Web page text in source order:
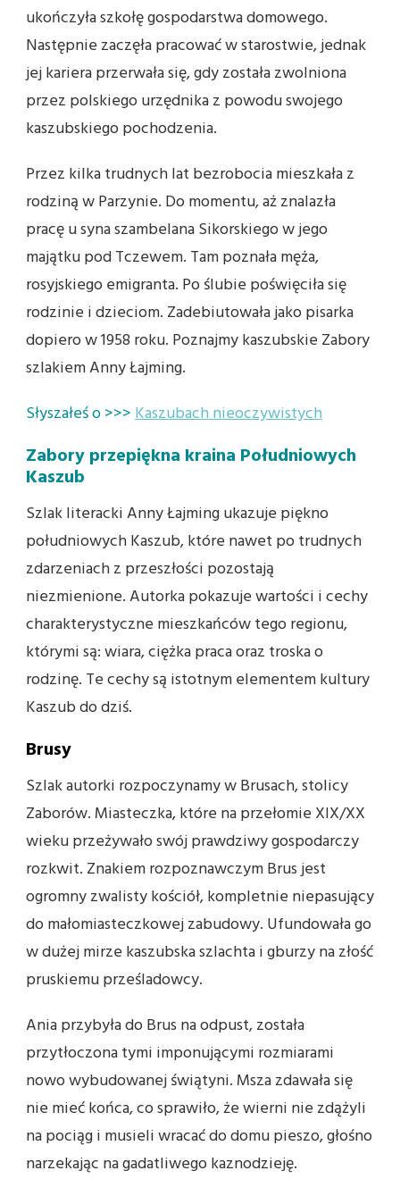
ukończyła szkołę gospodarstwa domowego.
Następnie zaczęła pracować w starostwie, jednak
jej kariera przerwała się, gdy została zwolniona
przez polskiego urzędnika z powodu swojego
kaszubskiego pochodzenia.
Przez kilka trudnych lat bezrobocia mieszkała z
rodziną w Parzynie. Do momentu, aż znalazła
pracę u syna szambelana Sikorskiego w jego
majątku pod Tczewem. Tam poznała męża,
rosyjskiego emigranta. Po ślubie poświęciła się
rodzinie i dzieciom. Zadebiutowała jako pisarka
dopiero w 1958 roku. Poznajmy kaszubskie Zabory
szlakiem Anny Łajming.
Słyszałeś o >>>Kaszubach nieoczywistych
Zabory przepiękna kraina Południowych
Kaszub
Szlak literacki Anny Łajming ukazuje piękno
południowych Kaszub, które nawet po trudnych
zdarzeniach z przeszłości pozostają
niezmienione. Autorka pokazuje wartości i cechy
charakterystyczne mieszkańców tego regionu,
którymi są: wiara, ciężka praca oraz troska o
rodzinę. Te cechy są istotnym elementem kultury
Kaszub do dziś.
Brusy
Szlak autorki rozpoczynamy w Brusach, stolicy
Zaborów. Miasteczka, które na przełomie XIX/XX
wieku przeżywało swój prawdziwy gospodarczy
rozkwit. Znakiem rozpoznawczym Brus jest
ogromny zwalisty kościół, kompletnie niepasujący
do małomiasteczkowej zabudowy. Ufundowała go
w dużej mirze kaszubska szlachta i gburzy na złość
pruskiemu prześladowcy.
Ania przybyła do Brus na odpust, została
przytłoczona tymi imponującymi rozmiarami
nowo wybudowanej świątyni. Msza zdawała się
nie mieć końca, co sprawiło, że wierni nie zdążyli
na pociąg i musieli wracać do domu pieszo, głośno
narzekając na gadatliwego kaznodzieję.